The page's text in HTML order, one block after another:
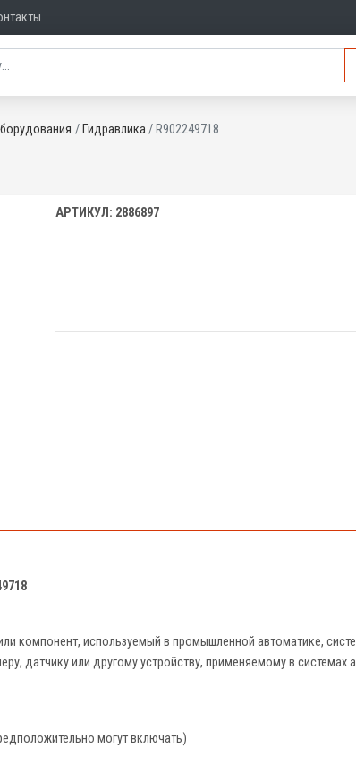
Гидравлика R902249718
АРТИКУЛ: 2886897
компонент, используемый в промышленной автоматике,
датчику или другому устройству, применяемому в
могут включать)